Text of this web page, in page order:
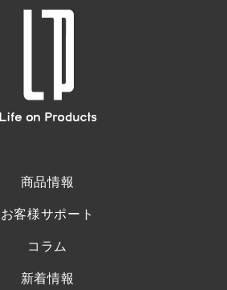
商品情報
お客様サポート
コラム
新着情報